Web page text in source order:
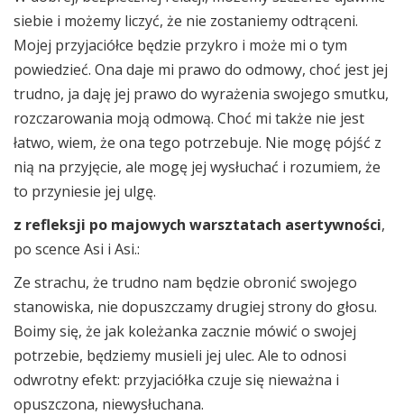
siebie i możemy liczyć, że nie zostaniemy odtrąceni.
Mojej przyjaciółce będzie przykro i może mi o tym
powiedzieć. Ona daje mi prawo do odmowy, choć jest jej
trudno, ja daję jej prawo do wyrażenia swojego smutku,
rozczarowania moją odmową. Choć mi także nie jest
łatwo, wiem, że ona tego potrzebuje. Nie mogę pójść z
nią na przyjęcie, ale mogę jej wysłuchać i rozumiem, że
to przyniesie jej ulgę.
z refleksji po majowych warsztatach asertywności,
po scence Asi i Asi.:
Ze strachu, że trudno nam będzie obronić swojego
stanowiska, nie dopuszczamy drugiej strony do głosu.
Boimy się, że jak koleżanka zacznie mówić o swojej
potrzebie, będziemy musieli jej ulec. Ale to odnosi
odwrotny efekt: przyjaciółka czuje się nieważna i
opuszczona, niewysłuchana.